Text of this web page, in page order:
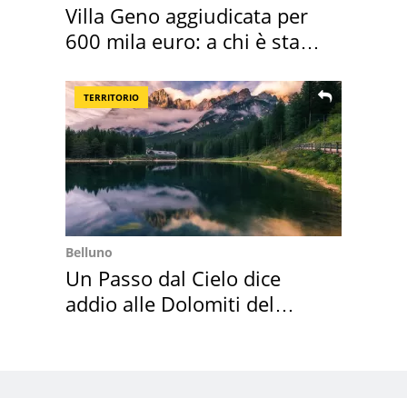
Villa Geno aggiudicata per
600 mila euro: a chi è stata
TERRITORIO
Belluno
Un Passo dal Cielo dice
addio alle Dolomiti del